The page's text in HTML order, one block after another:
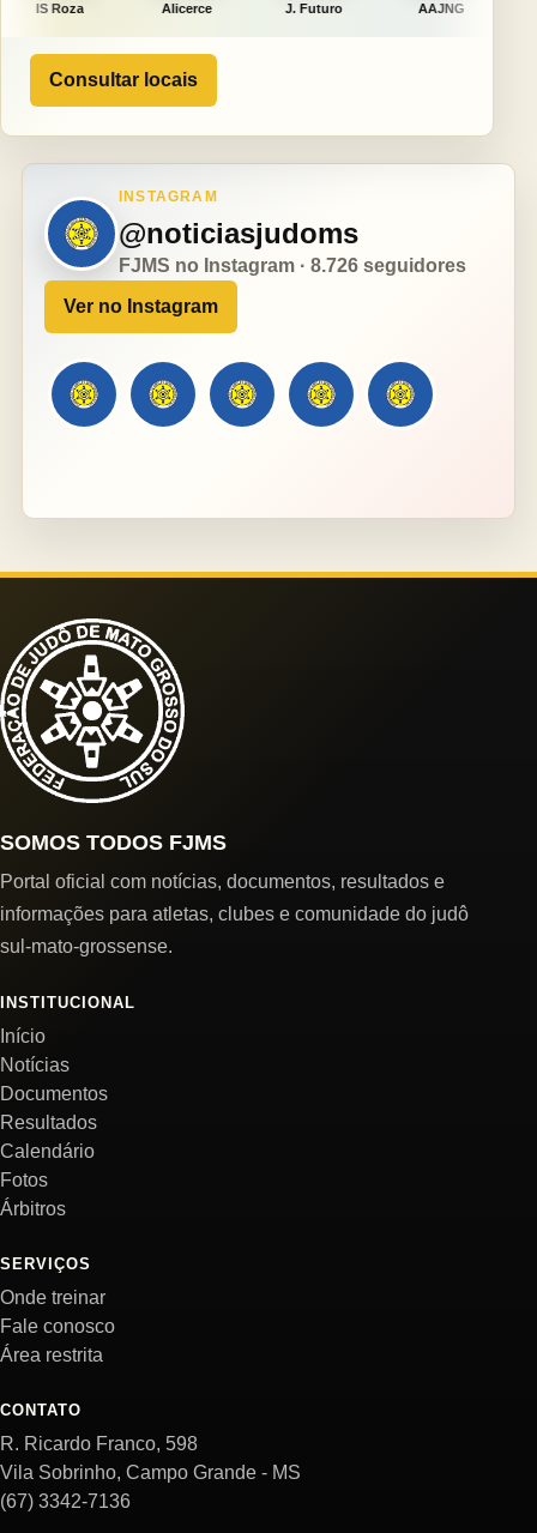
Alicerce J. Futuro AAJNG TSURU
Consultar locais
INSTAGRAM
@noticiasjudoms
FJMS no Instagram · 8.726 seguidores
Ver no Instagram
SOMOS TODOS FJMS
Portal oficial com notícias, documentos, resultados e
informações para atletas, clubes e comunidade do judô
sul-mato-grossense.
INSTITUCIONAL
Início
Notícias
Documentos
Resultados
Calendário
Fotos
Árbitros
SERVIÇOS
Onde treinar
Fale conosco
Área restrita
CONTATO
R. Ricardo Franco, 598
Vila Sobrinho, Campo Grande - MS
(67) 3342-7136